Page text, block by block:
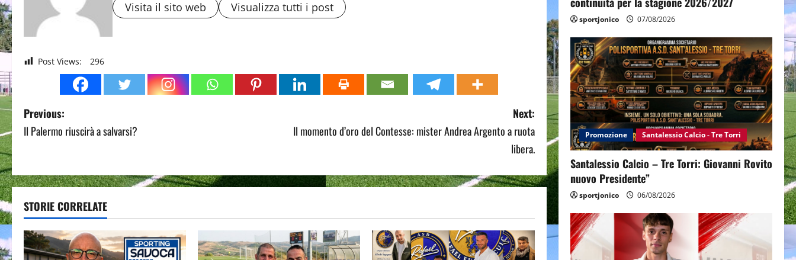
Visita il sito web Visualizza tutti i post
Post Views: 296
P
o
t
n
a
Previous:
Il Palermo riuscirà a salvarsi?
Next:
Il momento d’oro del Contesse: mister Andrea Argento a ruota
libera.
STORIE CORRELATE
sportjonico 07/08/2026
Promozione Santalessio Calcio - Tre Torri
Santalessio Calcio – Tre Torri: Giovanni Rovito
nuovo Presidente”
sportjonico 06/08/2026